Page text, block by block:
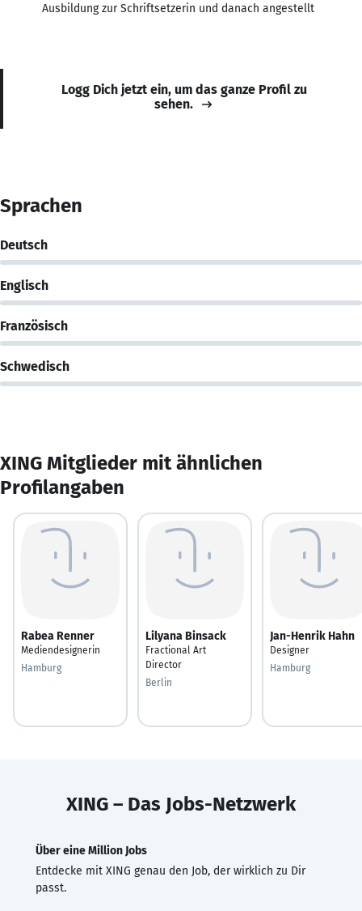
Ausbildung zur Schriftsetzerin und danach angestellt
Logg Dich jetzt ein, um das ganze Profil zu
sehen.
Sprachen
Deutsch
Englisch
Französisch
Schwedisch
XING Mitglieder mit ähnlichen
Profilangaben
Rabea Renner
Mediendesignerin
Hamburg
Lilyana Binsack
Fractional Art
Director
Berlin
Jan-Henrik Hahn
Designer
Hamburg
XING – Das Jobs-Netzwerk
Über eine Million Jobs
Entdecke mit XING genau den Job, der wirklich zu Dir
passt.